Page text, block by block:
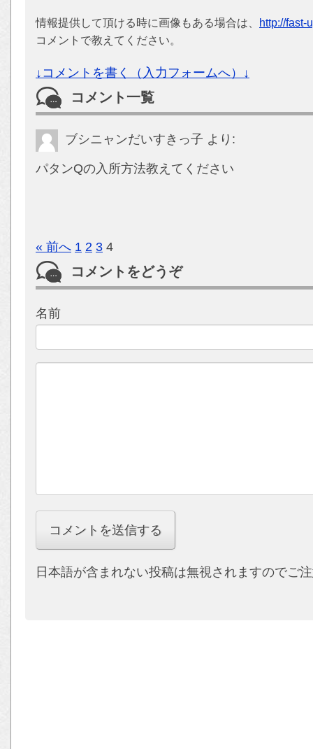
情報提供して頂ける時に画像もある場合は、
http://fast-
コメントで教えてください。
↓コメントを書く（入力フォームへ）↓
コメント一覧
ブシニャンだいすきっ子 より:
パタンQの入所方法教えてください
« 前へ 1 2 3 4
コメントをどうぞ
名前
日本語が含まれない投稿は無視されますのでご